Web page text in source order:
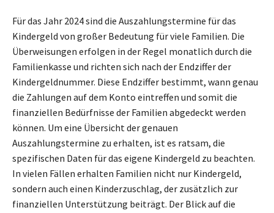
Für das Jahr 2024 sind die Auszahlungstermine für das
Kindergeld von großer Bedeutung für viele Familien. Die
Überweisungen erfolgen in der Regel monatlich durch die
Familienkasse und richten sich nach der Endziffer der
Kindergeldnummer. Diese Endziffer bestimmt, wann genau
die Zahlungen auf dem Konto eintreffen und somit die
finanziellen Bedürfnisse der Familien abgedeckt werden
können. Um eine Übersicht der genauen
Auszahlungstermine zu erhalten, ist es ratsam, die
spezifischen Daten für das eigene Kindergeld zu beachten.
In vielen Fällen erhalten Familien nicht nur Kindergeld,
sondern auch einen Kinderzuschlag, der zusätzlich zur
finanziellen Unterstützung beiträgt. Der Blick auf die